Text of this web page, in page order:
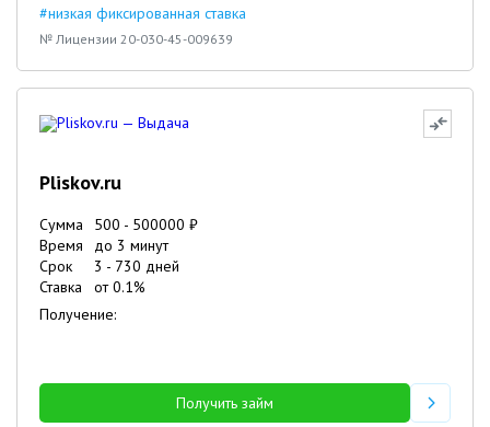
#низкая фиксированная ставка
№ Лицензии 20-030-45-009639
Pliskov.ru
Сумма 500 - 500000 ₽
Время
до 3 минут
Срок
3 - 730 дней
Ставка
от0.1%
Получение:
Получить займ